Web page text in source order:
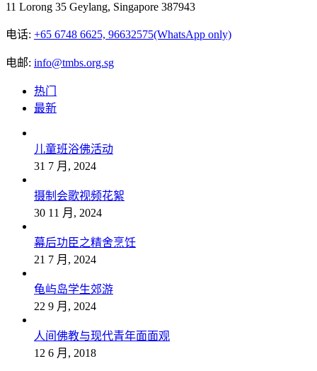
11 Lorong 35 Geylang, Singapore 387943
电话: +65 6748 6625, 96632575(WhatsApp only)
电邮: info@tmbs.org.sg
热门
最新
儿童班浴佛活动
31 7 月, 2024
摄制会歌视频花絮
30 11 月, 2024
幕后功臣之精舍烹饪
21 7 月, 2024
龟屿岛学生郊游
22 9 月, 2024
人间佛教与现代青年面面观
12 6 月, 2018